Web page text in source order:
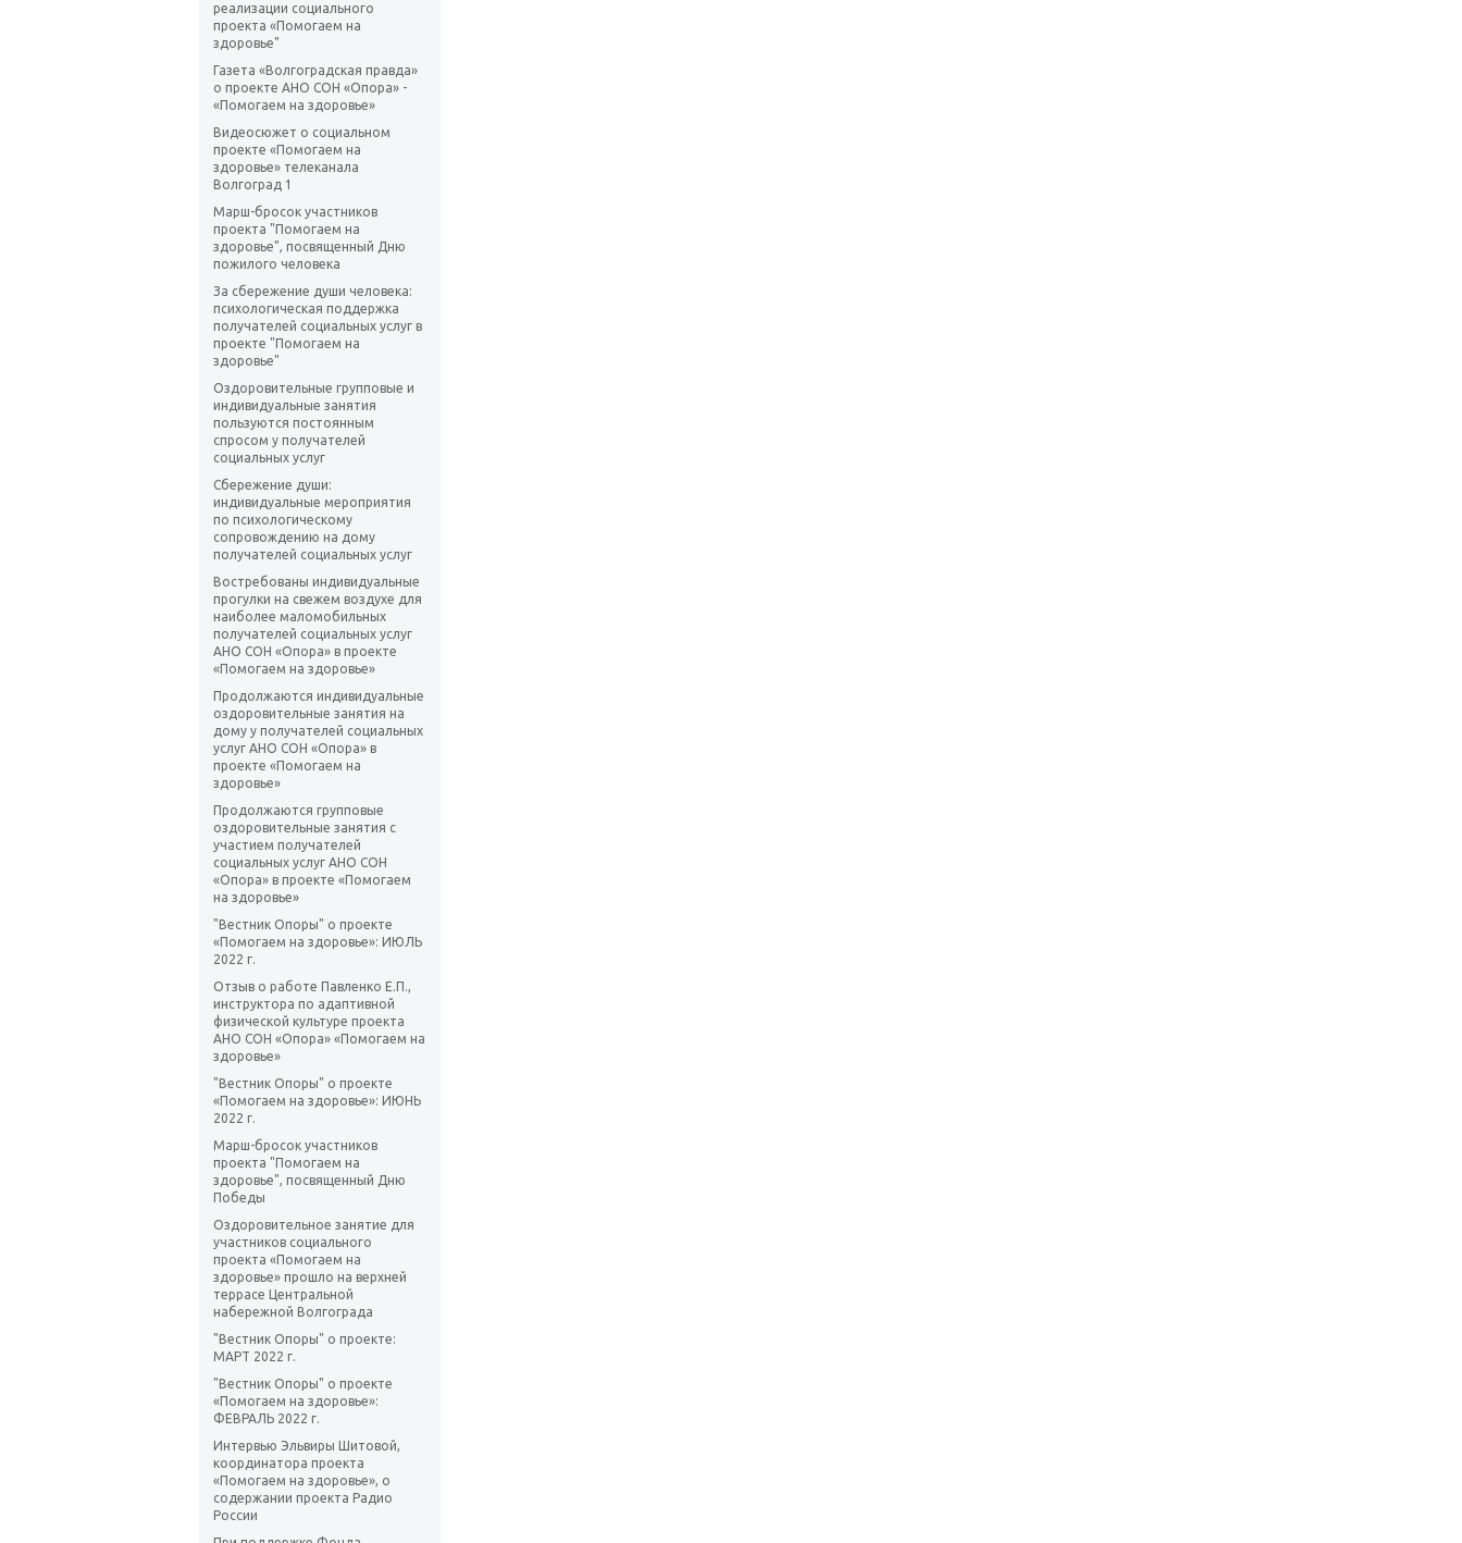
реализации социального
проекта «Помогаем на
здоровье"
Газета «Волгоградская правда»
о проекте АНО СОН «Опора» -
«Помогаем на здоровье»
Видеосюжет о социальном
проекте «Помогаем на
здоровье» телеканала
Волгоград 1
Марш-бросок участников
проекта "Помогаем на
здоровье", посвященный Дню
пожилого человека
За сбережение души человека:
психологическая поддержка
получателей социальных услуг в
проекте "Помогаем на
здоровье"
Оздоровительные групповые и
индивидуальные занятия
пользуются постоянным
спросом у получателей
социальных услуг
Сбережение души:
индивидуальные мероприятия
по психологическому
сопровождению на дому
получателей социальных услуг
Востребованы индивидуальные
прогулки на свежем воздухе для
наиболее маломобильных
получателей социальных услуг
АНО СОН «Опора» в проекте
«Помогаем на здоровье»
Продолжаются индивидуальные
оздоровительные занятия на
дому у получателей социальных
услуг АНО СОН «Опора» в
проекте «Помогаем на
здоровье»
Продолжаются групповые
оздоровительные занятия с
участием получателей
социальных услуг АНО СОН
«Опора» в проекте «Помогаем
на здоровье»
"Вестник Опоры" о проекте
«Помогаем на здоровье»: ИЮЛЬ
2022 г.
Отзыв о работе Павленко Е.П.,
инструктора по адаптивной
физической культуре проекта
АНО СОН «Опора» «Помогаем на
здоровье»
"Вестник Опоры" о проекте
«Помогаем на здоровье»: ИЮНЬ
2022 г.
Марш-бросок участников
проекта "Помогаем на
здоровье", посвященный Дню
Победы
Оздоровительное занятие для
участников социального
проекта «Помогаем на
здоровье» прошло на верхней
террасе Центральной
набережной Волгограда
"Вестник Опоры" о проекте:
МАРТ 2022 г.
"Вестник Опоры" о проекте
«Помогаем на здоровье»:
ФЕВРАЛЬ 2022 г.
Интервью Эльвиры Шитовой,
координатора проекта
«Помогаем на здоровье», о
содержании проекта Радио
России